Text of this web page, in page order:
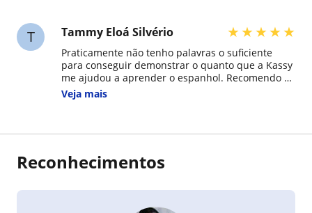
T Tammy Eloá Silvério ★★★★★
Praticamente não tenho palavras o suficiente
para conseguir demonstrar o quanto que a Kassy
me ajudou a aprender o espanhol. Recomendo a
professora Kassy com toda a minha confiança.
Durante o período que estive estudando com ela,
minha aprendizagem aos 19 anos, finalizei o meu
curso realizando o Serviço Internacional de
conquistei o nivel B1. Durante o período em que
Veja mais
Reconhecimentos